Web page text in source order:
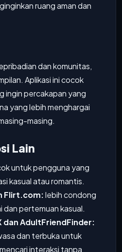
ruang aman dan
dan komunitas,
Aplikasi ini cocok
ingin percakapan yang
yang lebih menghargai
masing.
Lain
untuk pengguna yang
kasual atau romantis.
Flirt.com:lebih condong
dan pertemuan kasual.
dan AdultFriendFinder:
dan terbuka untuk
interaksi tanpa